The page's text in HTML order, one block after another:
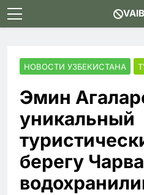
Skip
to
НОВОСТИ УЗБЕКИСТАНА
Эмин
уникальный
берегу